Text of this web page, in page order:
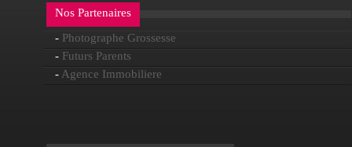
Nos Partenaires
- Photographe Grossesse
- Futurs Parents
- Agence Immobiliere